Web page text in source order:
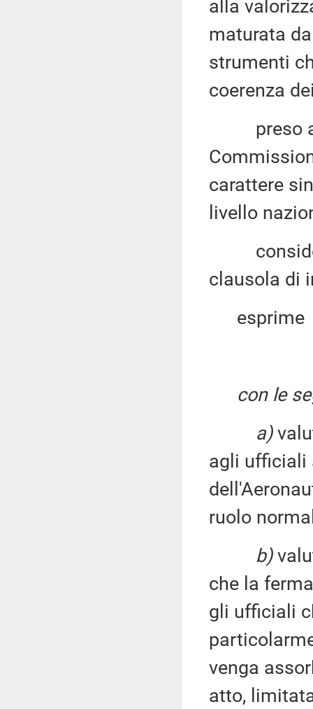
alla
maturata
strumenti
coerenza
preso
carattere
livello
clausola di
esprime
con le
a)
agli ufficiali
ruolo
b)
che la
gli ufficiali
venga
atto,